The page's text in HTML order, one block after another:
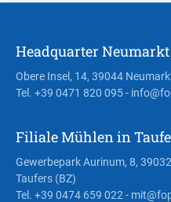
Headquarter Neumarkt
Obere Insel, 14, 39044
Tel. +39 0471 820 095-
Filiale Mühlen in
Gewerbepark Aurinum, 8,
Taufers (BZ)
Tel. +39 0474 659 022 -